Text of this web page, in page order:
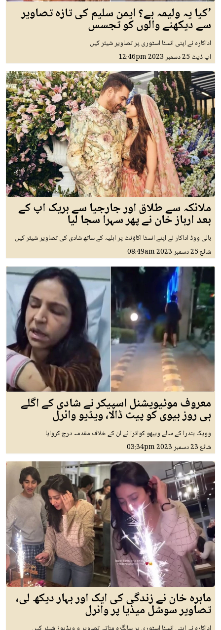
’کیا یہ ولیمہ ہے؟ ایمن سلیم کی تازہ تصاویر
سے دیکھنے والوں کو تجسس
اداکارہ نے اپنی انسٹا اسٹوری پر تصاویر شیئر کیں
اپ ڈیٹ 25 دسمبر 2023 12:46pm
ملائکہ سے طلاق اور جارجیا سے بریک اپ کے
بعد ارباز خان نے پھر سہرا سجا لیا
بالی ووڈ اداکار نے اپنے انسٹا اکاؤنٹ پر اہلیہ کے ساتھ شادی کی تصاویر شیئر کیں
شائع25 دسمبر 2023 08:49am
معروف موٹیویشنل اسپیکر نے شادی کے اگلے
ہی روز بیوی کو پیٹ ڈالا، ویڈیو وائرل
وویک بندرا کے سالے ویبھو کواترا نے ان کے خلاف مقدمہ درج کروایا
شائع23 دسمبر 2023 03:34pm
ماہرہ خان نے زندگی کی ایک اور بہار دیکھ لی،
تصاویر سوشل میڈیا پر وائرل